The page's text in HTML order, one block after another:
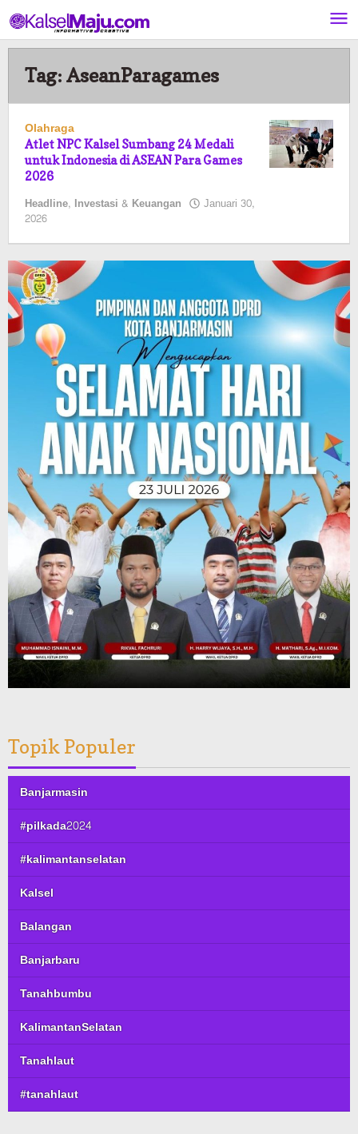
ke
konten
Tag: AseanParagames
Olahraga
Atlet NPC Kalsel Sumbang 24 Medali
untuk Indonesia di ASEAN Para Games
2026
Headline, Investasi & Keuangan Januari 30,
2026
Topik Populer
Banjarmasin
#pilkada2024
#kalimantanselatan
Kalsel
Balangan
Banjarbaru
Tanahbumbu
KalimantanSelatan
Tanahlaut
#tanahlaut